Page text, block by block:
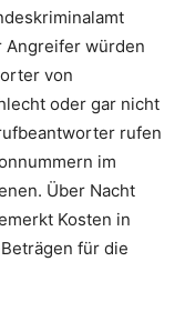
Angreifer würden
von
oder gar nicht
rufen
im
Über Nacht
Kosten in
für die